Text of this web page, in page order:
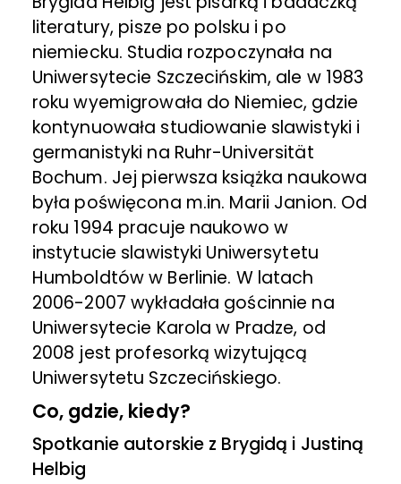
literatury, pisze po polsku i po
niemiecku. Studia rozpoczynała na
Uniwersytecie Szczecińskim, ale w 1983
roku wyemigrowała do Niemiec, gdzie
kontynuowała studiowanie slawistyki i
germanistyki na Ruhr-Universität
Bochum. Jej pierwsza książka naukowa
była poświęcona m.in. Marii Janion. Od
roku 1994 pracuje naukowo w
instytucie slawistyki Uniwersytetu
Humboldtów w Berlinie. W latach
2006-2007 wykładała gościnnie na
Uniwersytecie Karola w Pradze, od
2008 jest profesorką wizytującą
Uniwersytetu Szczecińskiego.
Co, gdzie, kiedy?
Spotkanie autorskie z Brygidą i Justiną
Helbig